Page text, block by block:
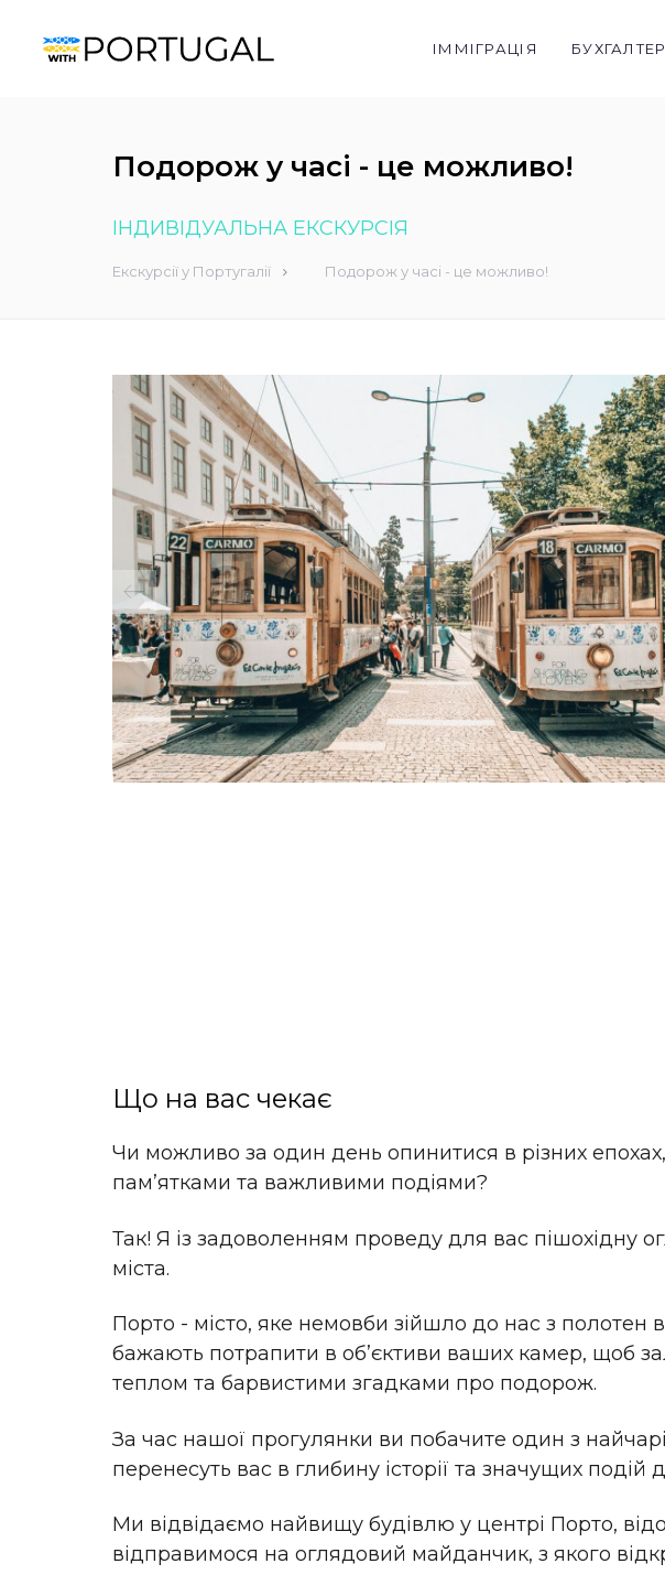
ІММІГРАЦІЯ
Подорож у часі - це можливо!
ІНДИВІДУАЛЬНА ЕКСКУРСІЯ
Екскурсії у Португалії Подорож у часі - це можливо!
Що на вас чекає
Чи можливо за один день опинитися в різних
памʼятками та важливими подіями?
Так! Я із задоволенням проведу для вас пішохідну
міста.
Порто - місто, яке немовби зійшло до нас з полотен
бажають потрапити в обʼєктиви ваших камер, щоб
теплом та барвистими згадками про подорож.
За час нашої прогулянки ви побачите один з
перенесуть вас в глибину історії та значущих подій
Ми відвідаємо найвищу будівлю у центрі Порто,
відправимося на оглядовий майданчик, з якого